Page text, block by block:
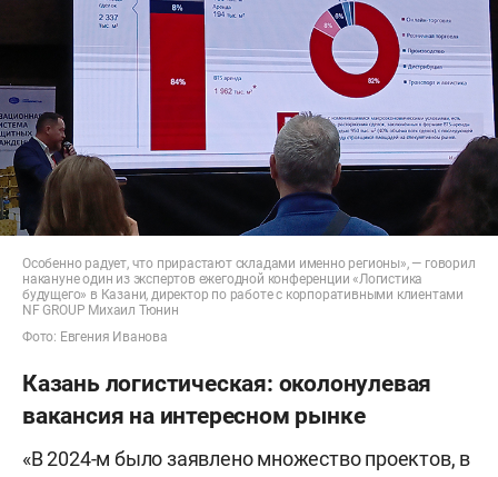
Особенно радует, что прирастают складами именно регионы», — говорил
накануне один из экспертов ежегодной конференции «Логистика
будущего» в Казани, директор по работе с корпоративными клиентами
NF GROUP Михаил Тюнин
Фото: Евгения Иванова
Казань логистическая: околонулевая
вакансия на интересном рынке
«В 2024-м было заявлено множество проектов, в